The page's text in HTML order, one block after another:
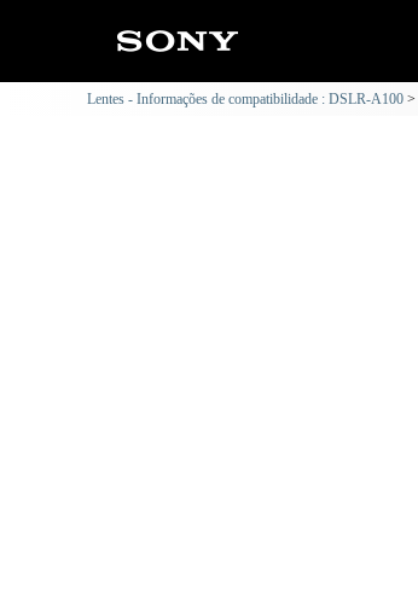
Lentes - Informações de compatibilidade : DSLR-A100